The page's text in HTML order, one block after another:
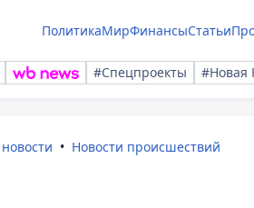
ПолитикаМирФинансыСтатьи
#Спецпроекты #Новая
Новости происшествий